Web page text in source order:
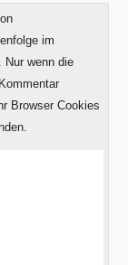
im
Nur wenn die
Browser Cookies